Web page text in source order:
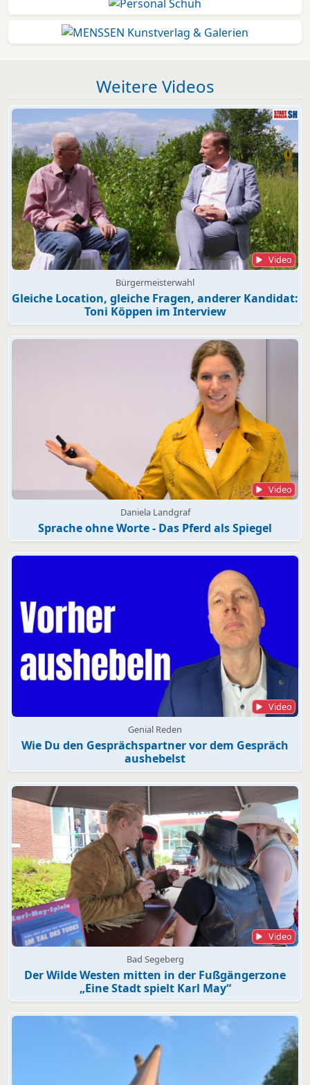
Weitere Videos
Video
Bürgermeisterwahl
Gleiche Location, gleiche Fragen, anderer Kandidat:
Toni Köppen im Interview
Video
Daniela Landgraf
Sprache ohne Worte - Das Pferd als Spiegel
Video
Genial Reden
Wie Du den Gesprächspartner vor dem Gespräch
aushebelst
Video
Bad Segeberg
Der Wilde Westen mitten in der Fußgängerzone
„Eine Stadt spielt Karl May“